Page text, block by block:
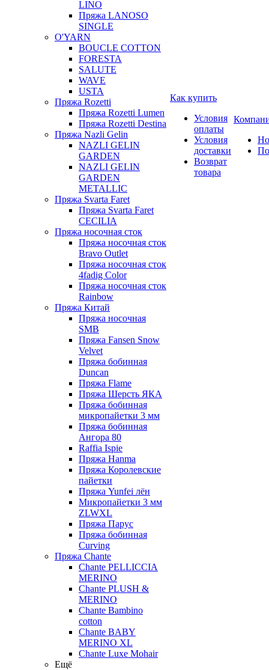
LINO
Пряжа LANOSO
SINGLE
O'YARN
BOUCLE COTTON
FORESTA
SALUTE
WAVE
USTA
Пряжа Rozetti
Пряжа Rozetti Lumen
Пряжа Rozetti Destina
Пряжа Nazli Gelin
NAZLI GELIN
GARDEN
NAZLI GELIN
GARDEN
METALLIC
Пряжа Svarta Faret
Пряжа Svarta Faret
CECILIA
Пряжа носочная сток
Пряжа носочная сток
Bravo Outlet
Пряжа носочная сток
4fadig Color
Пряжа носочная сток
Rainbow
Пряжа Китай
Пряжа носочная
SMB
Пряжа Fansen Snow
Velvet
Пряжа бобинная
Duncan
Пряжа Flame
Пряжа Шерсть ЯКА
Пряжа бобинная
микропайетки 3 мм
Пряжа бобинная
Ангора 80
Raffia Ispie
Пряжа Hanma
Пряжа Королевские
пайетки
Пряжа Yunfei лён
Микропайетки 3 мм
ZLWXL
Пряжа Парус
Пряжа бобинная
Curving
Пряжа Chante
Chante PELLICCIA
MERINO
Chante PLUSH &
MERINO
Chante Bambino
cotton
Chante BABY
MERINO XL
Chante Luxe Mohair
Ещё
Как купить
Условия
оплаты
Условия
доставки
Возврат
товара